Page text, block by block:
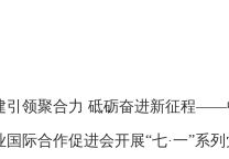
引领聚合力 砥砺奋进新征程——
国际合作促进会开展“七·一”系列